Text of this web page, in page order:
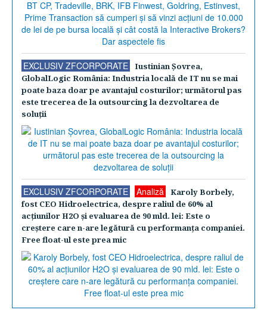
EXCLUSIV ZFCORPORATE
Iustinian Şovrea,
GlobalLogic România: Industria locală de IT nu se mai
poate baza doar pe avantajul costurilor; următorul pas
este trecerea de la outsourcing la dezvoltarea de
soluţii
EXCLUSIV ZFCORPORATE Analiză
Karoly Borbely,
fost CEO Hidroelectrica, despre raliul de 60% al
acţiunilor H2O şi evaluarea de 90 mld. lei: Este o
creştere care n-are legătură cu performanţa companiei.
Free float-ul este prea mic